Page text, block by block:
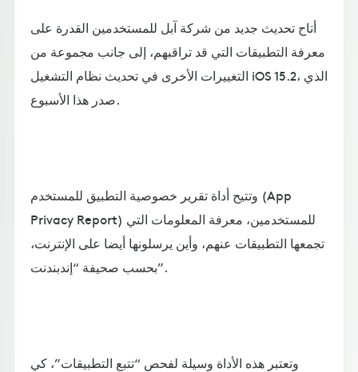
أتاح تحديث جديد من شركة آبل للمستخدمين القدرة على
معرفة التطبيقات التي قد تراقبهم، إلى جانب مجموعة من
التغييرات الأخرى في تحديث نظام التشغيل iOS 15.2، الذي
صدر هذا الأسبوع.
وتتيح أداة تقرير خصوصية التطبيق للمستخدم (App
Privacy Report) للمستخدمين، معرفة المعلومات التي
تجمعها التطبيقات عنهم، وأين يرسلونها أيضا على الإنترنت،
بحسب صحيفة “إندبندنت”.
وتعتبر هذه الأداة وسيلة لفحص “تتبع التطبيقات”، كي